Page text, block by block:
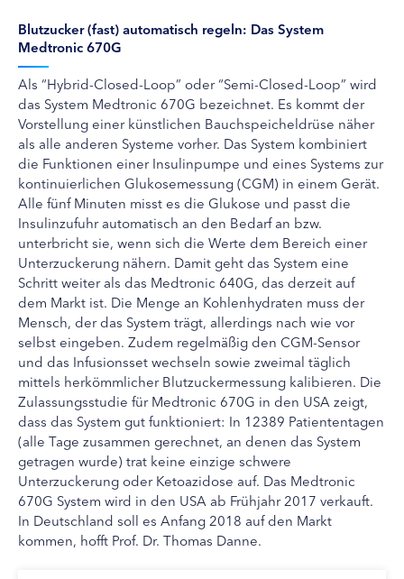
Blutzucker (fast) automatisch regeln: Das System
Medtronic 670G
Als “Hybrid-Closed-Loop” oder “Semi-Closed-Loop” wird
das System Medtronic 670G bezeichnet. Es kommt der
Vorstellung einer künstlichen Bauchspeicheldrüse näher
als alle anderen Systeme vorher. Das System kombiniert
die Funktionen einer Insulinpumpe und eines Systems zur
kontinuierlichen Glukosemessung (CGM) in einem Gerät.
Alle fünf Minuten misst es die Glukose und passt die
Insulinzufuhr automatisch an den Bedarf an bzw.
unterbricht sie, wenn sich die Werte dem Bereich einer
Unterzuckerung nähern. Damit geht das System eine
Schritt weiter als das Medtronic 640G, das derzeit auf
dem Markt ist. Die Menge an Kohlenhydraten muss der
Mensch, der das System trägt, allerdings nach wie vor
selbst eingeben. Zudem regelmäßig den CGM-Sensor
und das Infusionsset wechseln sowie zweimal täglich
mittels herkömmlicher Blutzuckermessung kalibieren. Die
Zulassungsstudie für Medtronic 670G in den USA zeigt,
dass das System gut funktioniert: In 12389 Patiententagen
(alle Tage zusammen gerechnet, an denen das System
getragen wurde) trat keine einzige schwere
Unterzuckerung oder Ketoazidose auf. Das Medtronic
670G System wird in den USA ab Frühjahr 2017 verkauft.
In Deutschland soll es Anfang 2018 auf den Markt
kommen, hofft Prof. Dr. Thomas Danne.